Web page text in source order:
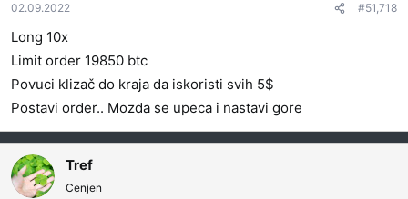
02.09.2022 #51,718
Long 10x
Limit order 19850 btc
Povuci klizač do kraja da iskoristi svih 5$
Postavi order.. Mozda se upeca i nastavi gore
Tref
Cenjen